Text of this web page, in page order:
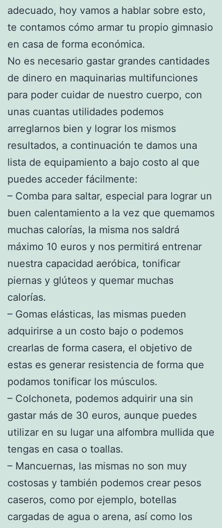
adecuado, hoy vamos a hablar sobre esto,
te contamos cómo armar tu propio gimnasio
en casa de forma económica.
No es necesario gastar grandes cantidades
de dinero en maquinarias multifunciones
para poder cuidar de nuestro cuerpo, con
unas cuantas utilidades podemos
arreglarnos bien y lograr los mismos
resultados, a continuación te damos una
lista de equipamiento a bajo costo al que
puedes acceder fácilmente:
– Comba para saltar, especial para lograr un
buen calentamiento a la vez que quemamos
muchas calorías, la misma nos saldrá
máximo 10 euros y nos permitirá entrenar
nuestra capacidad aeróbica, tonificar
piernas y glúteos y quemar muchas
calorías.
– Gomas elásticas, las mismas pueden
adquirirse a un costo bajo o podemos
crearlas de forma casera, el objetivo de
estas es generar resistencia de forma que
podamos tonificar los músculos.
– Colchoneta, podemos adquirir una sin
gastar más de 30 euros, aunque puedes
utilizar en su lugar una alfombra mullida que
tengas en casa o toallas.
– Mancuernas, las mismas no son muy
costosas y también podemos crear pesos
caseros, como por ejemplo, botellas
cargadas de agua o arena, así como los